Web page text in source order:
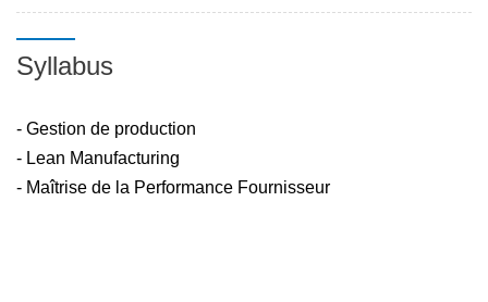
Syllabus
- Gestion de production
- Lean Manufacturing
- Maîtrise de la Performance Fournisseur